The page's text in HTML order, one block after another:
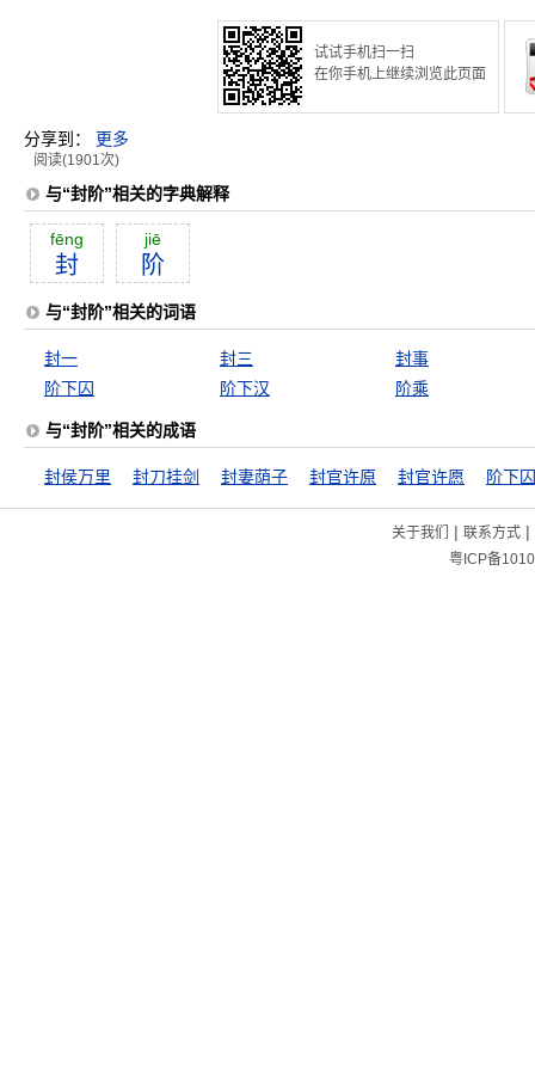
试试手机扫一扫
在你手机上继续浏览此页面
分享到： 更多
阅读(1901次)
与“封阶”相关的字典解释
fēng
封
jiē
阶
与“封阶”相关的词语
封一 封三
封事
阶下囚
阶下汉 阶乘
与“封阶”相关的成语
封侯万里 封刀挂剑 封妻荫子 封官许原 封官许愿 阶下囚
关于我们 | 联系方式|
粤ICP备